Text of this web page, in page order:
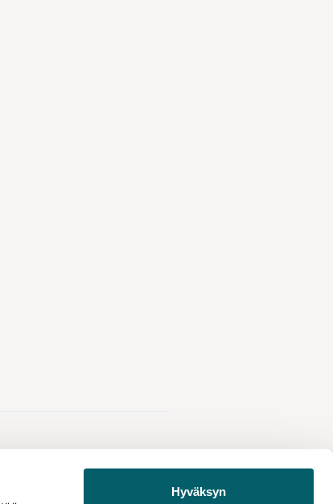
Hyväksyn